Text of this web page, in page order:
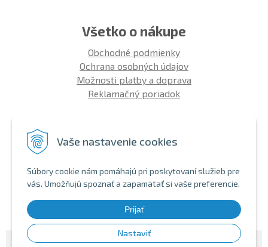
Vaše nastavenie cookies
Súbory cookie nám pomáhajú pri poskytovaní služieb pre
vás. Umožňujú spoznať a zapamätať si vaše preferencie.
Prijať
Nastaviť
Všetko o nákupe
Obchodné podmienky
Ochrana osobných údajov
Možnosti platby a doprava
Reklamačný poriadok
Aký bicykel kúpiť 26' | 27,5' | 29'
Nákup na splátky
Bezhotovostná platba
© 2026 SHOPBIKE •NextShop&e-shop Pohoda Connectorby